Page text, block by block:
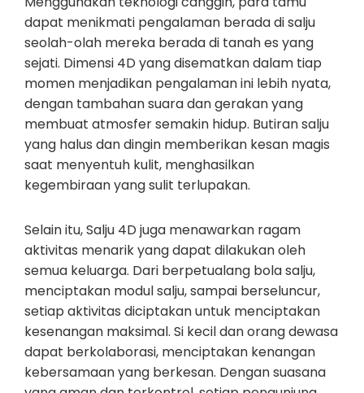
dapat menikmati pengalaman berada di salju
seolah-olah mereka berada di tanah es yang
sejati. Dimensi 4D yang disematkan dalam tiap
momen menjadikan pengalaman ini lebih nyata,
dengan tambahan suara dan gerakan yang
membuat atmosfer semakin hidup. Butiran salju
yang halus dan dingin memberikan kesan magis
saat menyentuh kulit, menghasilkan
kegembiraan yang sulit terlupakan.
Selain itu, Salju 4D juga menawarkan ragam
aktivitas menarik yang dapat dilakukan oleh
semua keluarga. Dari berpetualang bola salju,
menciptakan modul salju, sampai berseluncur,
setiap aktivitas diciptakan untuk menciptakan
kesenangan maksimal. Si kecil dan orang dewasa
dapat berkolaborasi, menciptakan kenangan
kebersamaan yang berkesan. Dengan suasana